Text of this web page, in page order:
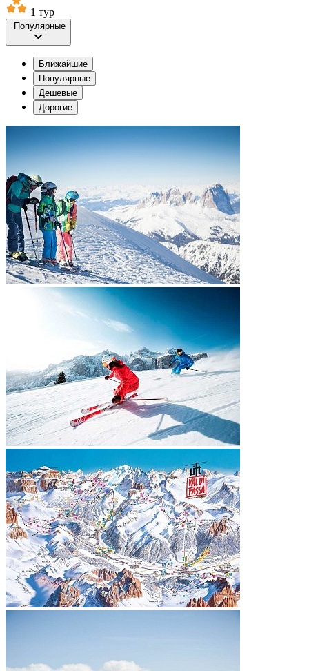
1 тур
Популярные
Ближайшие
Популярные
Дешевые
Дорогие